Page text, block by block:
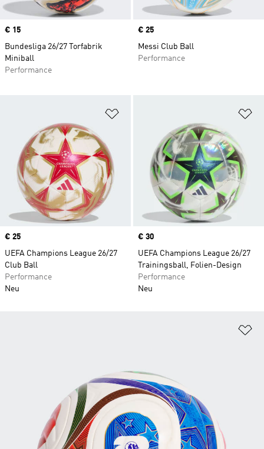
Price
€ 15
Bundesliga 26/27 Torfabrik
Miniball
Performance
Price
€ 25
Messi Club Ball
Performance
Price
€ 25
UEFA Champions League 26/27
Club Ball
Performance
Neu
Price
€ 30
UEFA Champions League 26/27
Trainingsball, Folien-Design
Performance
Neu